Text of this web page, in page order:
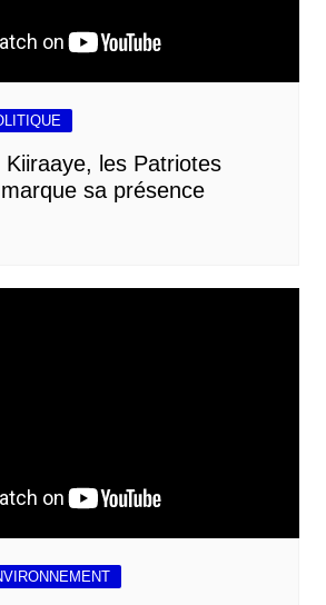
les Patriotes
sa présence